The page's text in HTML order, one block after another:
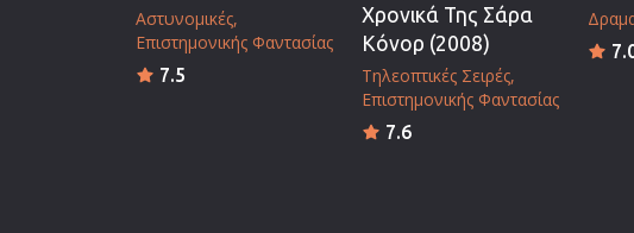
Αστυνομικές
Επιστημονικής Φαντασίας
7.5
Χρονικά Της Σάρα
Κόνορ (2008)
Τηλεοπτικές Σειρές
Επιστημονικής Φαντασίας
7.6